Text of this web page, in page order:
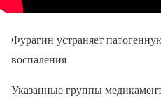
Фурагин устраняет
воспаления
Указанные группы